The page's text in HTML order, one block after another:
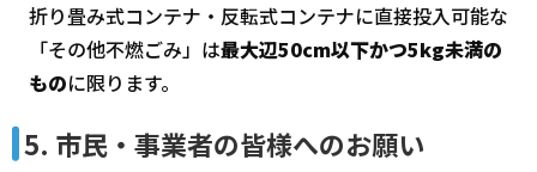
折り畳み式コンテナ・反転式コンテナに直接投入可能な
「その他不燃ごみ」は最大辺50cm以下かつ5kg未満の
ものに限ります。
5. 市民・事業者の皆様へのお願い